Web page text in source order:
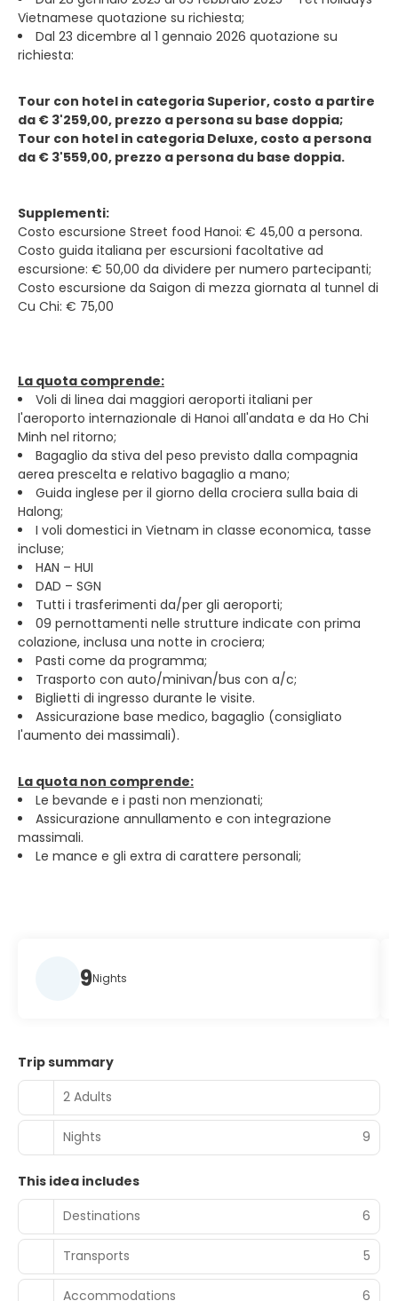
Vietnamese quotazione su richiesta;
Dal 23 dicembre al 1 gennaio 2026 quotazione su
richiesta:
Tour con hotel in categoria Superior, costo a partire
da € 3'259,00, prezzo a persona su base doppia;
Tour con hotel in categoria Deluxe, costo a persona
da € 3'559,00, prezzo a persona du base doppia.
Supplementi:
Costo escursione Street food Hanoi: € 45,00 a persona.
Costo guida italiana per escursioni facoltative ad
escursione: € 50,00 da dividere per numero partecipanti;
Costo escursione da Saigon di mezza giornata al tunnel di
Cu Chi: € 75,00
La quota comprende:
Voli di linea dai maggiori aeroporti italiani per
l'aeroporto internazionale di Hanoi all'andata e da Ho Chi
Minh nel ritorno;
Bagaglio da stiva del peso previsto dalla compagnia
aerea prescelta e relativo bagaglio a mano;
Guida inglese per il giorno della crociera sulla baia di
Halong;
I voli domestici in Vietnam in classe economica, tasse
incluse;
HAN – HUI
DAD – SGN
Tutti i trasferimenti da/per gli aeroporti;
09 pernottamenti nelle strutture indicate con prima
colazione, inclusa una notte in crociera;
Pasti come da programma;
Trasporto con auto/minivan/bus con a/c;
Biglietti di ingresso durante le visite.
Assicurazione base medico, bagaglio (consigliato
l'aumento dei massimali).
La quota non comprende:
Le bevande e i pasti non menzionati;
Assicurazione annullamento e con integrazione
massimali.
Le mance e gli extra di carattere personali;
9Nights
Trip summary
2 Adults
Nights 9
This idea includes
Destinations
6
Transports 5
Accommodations 6